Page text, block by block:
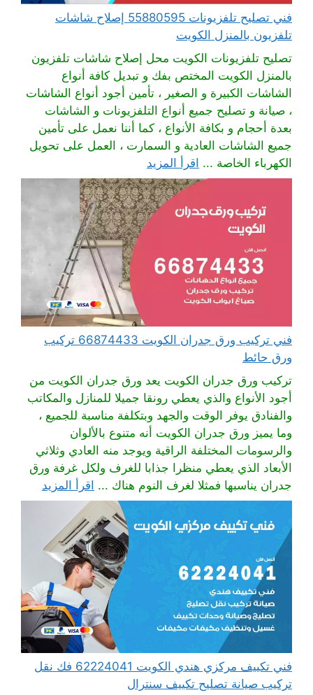
فني تصليح تلفزيونات 55880595 إصلاح شاشات
تلفزيون بالمنزل الكويت
تصليح تلفزيونات الكويت محل إصلاح شاشات تلفزيون
بالمنزل الكويت المختص بفك و تبديل كافة أنواع
الشاشات الكبيرة و الصغير ، تأمين أجود أنواع الشاشات
، صيانة و تصليح جميع أنواع التلفزيونات و الشاشات
بعدة أحجام و بكافة الأنواع ، كما أننا نعمل على تأمين
جميع الشاشات العادية و السمارت ، العمل على تحويل
الكهرباء الخاصة ... اقرأ المزيد
فني تركيب ورق جدران الكويت 66874433 تركيب
ورق حائط
تركيب ورق جدران الكويت يعد ورق جدران الكويت من
أجود الأنواع والذي يعطي رونقا جميلا للمنازل والمكاتب
والفنادق يوفر الوقت والجهد وبتكلفة مناسبة للجميع ،
وما يميز ورق جدران الكويت أنه متنوع بالألوان
والرسومات المختلفة الراقية ويوجد منه العادي وثلاثي
الأبعاد الذي يعطي منظرا جذابا للغرف ولكل غرفة ورق
جدران يناسبها فمثلا لغرف النوم هناك ... اقرأ المزيد
فني تكييف مركزي هندي الكويت 62224041 فك نقل
تركيب صيانة تصليح تكييف سنترال